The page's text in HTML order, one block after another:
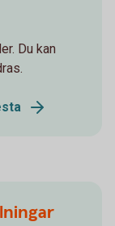
Du kan